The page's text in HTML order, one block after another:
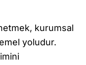
kurumsal
yoludur.